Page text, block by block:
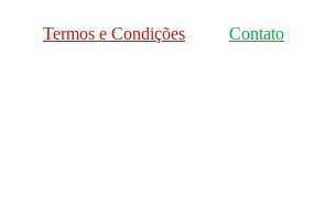
Termos e Condições Contato